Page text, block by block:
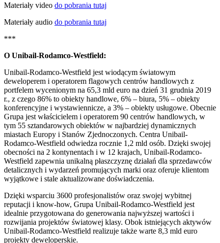
Materiały video do pobrania tutaj
Materiały audio do pobrania tutaj
***
O Unibail-Rodamco-Westfield:
Unibail-Rodamco-Westfield jest wiodącym światowym
deweloperem i operatorem flagowych centrów handlowych z
portfelem wycenionym na 65,3 mld euro na dzień 31 grudnia 2019
r., z czego 86% to obiekty handlowe, 6% – biura, 5% – obiekty
konferencyjne i wystawiennicze, a 3% – obiekty usługowe. Obecnie
Grupa jest właścicielem i operatorem 90 centrów handlowych, w
tym 55 sztandarowych obiektów w najbardziej dynamicznych
miastach Europy i Stanów Zjednoczonych. Centra Unibail-
Rodamco-Westfield odwiedza rocznie 1,2 mld osób. Dzięki swojej
obecności na 2 kontynentach i w 12 krajach, Unibail-Rodamco-
Westfield zapewnia unikalną płaszczyznę działań dla sprzedawców
detalicznych i wydarzeń promujących marki oraz oferuje klientom
wyjątkowe i stale aktualizowane doświadczenia.
Dzięki wsparciu 3600 profesjonalistów oraz swojej wybitnej
reputacji i know-how, Grupa Unibail-Rodamco-Westfield jest
idealnie przygotowana do generowania najwyższej wartości i
rozwijania projektów światowej klasy. Obok istniejących aktywów
Unibail-Rodamco-Westfield realizuje także warte 8,3 mld euro
projekty deweloperskie.